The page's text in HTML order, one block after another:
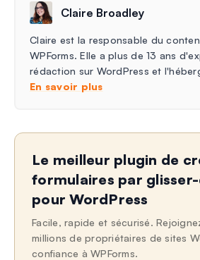
Claire Broadley
Claire est la responsable du
WPForms. Elle a plus de 13 ans
rédaction sur WordPress et
En savoir plus
Le meilleur plugin de
formulaires par
pour WordPress
Facile, rapide et sécurisé.
millions de propriétaires de sites
confiance à WPForms.